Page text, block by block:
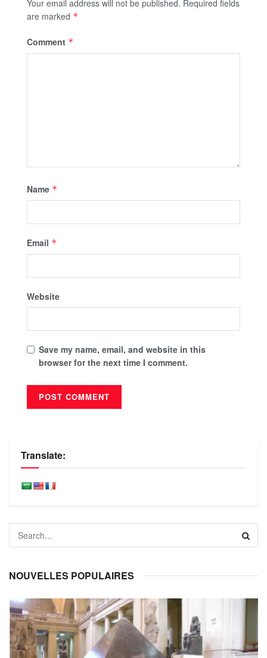
Your email address will not be published. Required fields
are marked *
Comment *
Name *
Email *
Website
Save my name, email, and website in this
browser for the next time I comment.
Translate:
NOUVELLES POPULAIRES